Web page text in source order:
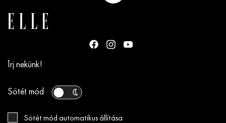
Írj nekünk!
Sötét mód
Sötét mód automatikus állítása